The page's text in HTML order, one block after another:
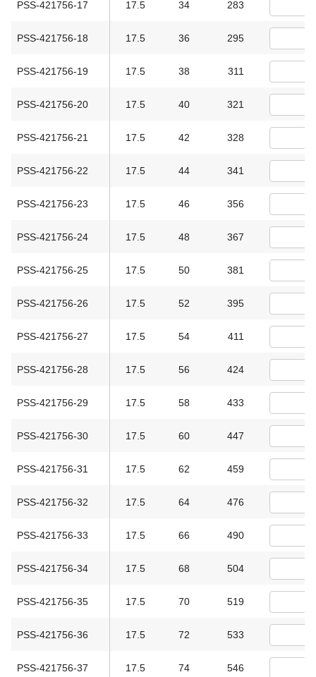
PSS-421756-17 17.5 34 283
PSS-421756-18 17.5 36 295
PSS-421756-19 17.5 38 311
PSS-421756-20 17.5 40 321
PSS-421756-21 17.5 42 328
PSS-421756-22 17.5 44 341
PSS-421756-23 17.5 46 356
PSS-421756-24 17.5 48 367
PSS-421756-25 17.5 50 381
PSS-421756-26 17.5 52 395
PSS-421756-27 17.5 54 411
PSS-421756-28 17.5 56 424
PSS-421756-29 17.5 58 433
PSS-421756-30 17.5 60 447
PSS-421756-31 17.5 62 459
PSS-421756-32 17.5 64 476
PSS-421756-33 17.5 66 490
PSS-421756-34 17.5 68 504
PSS-421756-35 17.5 70 519
PSS-421756-36 17.5 72 533
PSS-421756-37 17.5 74 546